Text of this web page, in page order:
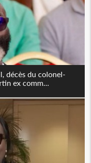
décès du colonel-
ex comm...